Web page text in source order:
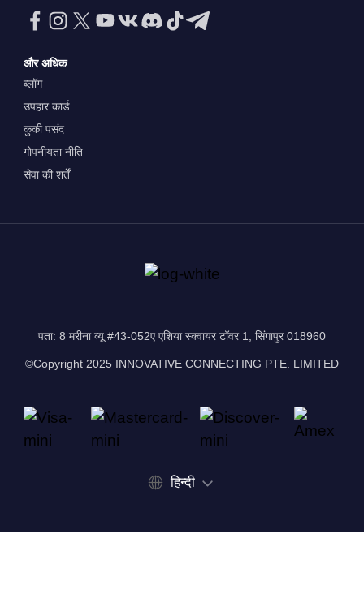
और अधिक
ब्लॉग
उपहार कार्ड
कुकी पसंद
गोपनीयता नीति
सेवा की शर्तें
पता: 8 मरीना व्यू #43-052ए एशिया स्क्वायर टॉवर 1, सिंगापुर 018960
©Copyright 2025 INNOVATIVE CONNECTING PTE. LIMITED
हिन्दी